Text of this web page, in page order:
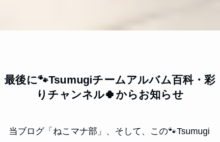
最後に🐾Tsumugiチームアルバム百科・彩
りチャンネル🍀からお知らせ
当ブログ「ねこマナ部」、そして、この🐾Tsumugi